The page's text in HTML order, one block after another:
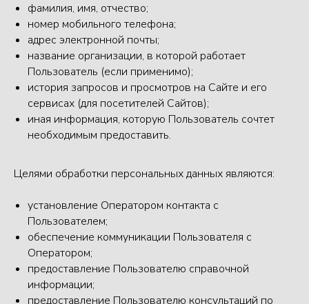
фамилия, имя, отчество;
номер мобильного телефона;
адрес электронной почты;
название организации, в которой работает
Пользователь (если применимо);
история запросов и просмотров на Сайте и его
сервисах (для посетителей Сайтов);
иная информация, которую Пользователь сочтет
необходимым предоставить.
Целями обработки персональных данных являются:
установление Оператором контакта с
Пользователем;
обеспечение коммуникации Пользователя с
Оператором;
предоставление Пользователю справочной
информации;
предоставление Пользователю консультаций по